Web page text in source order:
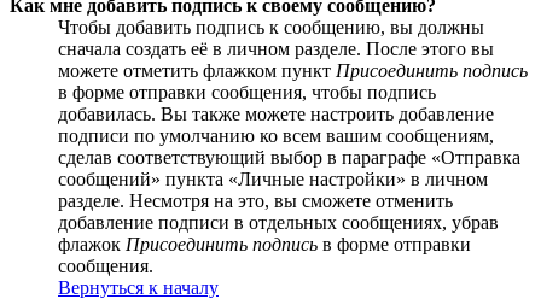
Как мне добавить подпись к своему сообщению?
Чтобы добавить подпись к сообщению, вы должны
сначала создать её в личном разделе. После этого вы
можете отметить флажком пункт Присоединить подпись
в форме отправки сообщения, чтобы подпись
добавилась. Вы также можете настроить добавление
подписи по умолчанию ко всем вашим сообщениям,
сделав соответствующий выбор в параграфе «Отправка
сообщений» пункта «Личные настройки» в личном
разделе. Несмотря на это, вы сможете отменить
добавление подписи в отдельных сообщениях, убрав
флажок Присоединить подпись в форме отправки
сообщения.
Вернуться к началу